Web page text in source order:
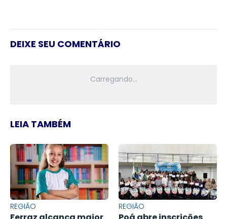
DEIXE SEU COMENTÁRIO
LEIA TAMBÉM
REGIÃO REGIÃO